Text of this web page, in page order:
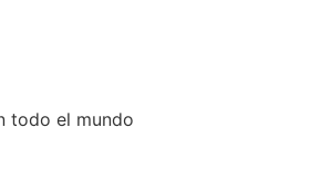
todo el mundo